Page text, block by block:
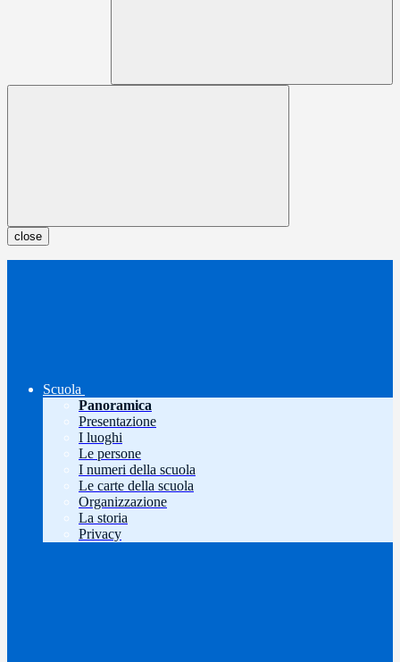
close
Scuola
Panoramica
Presentazione
I luoghi
Le persone
I numeri della scuola
Le carte della scuola
Organizzazione
La storia
Privacy